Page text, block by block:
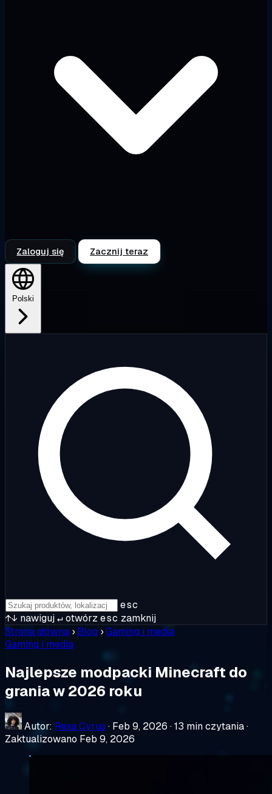
Zaloguj się Zacznij teraz
Polski
esc
↑↓ nawiguj↵otwórz esc zamknij
Strona główna › Blog ›Gaming i media
Gaming i media
Najlepsze modpacki Minecraft do
grania w 2026 roku
Autor: Rexa Cyrus · Feb 9, 2026 ·13 min czytania·
Zaktualizowano Feb 9, 2026